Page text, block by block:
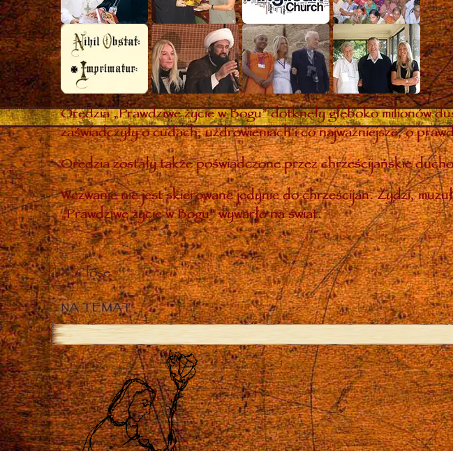
Orędzia „Prawdziwe życie w Bogu” dotknęły głęboko milionów
zaświadczyły o cudach, uzdrowieniach i co najważniejsze, o
Orędzia zostały także poświadczone przez chrześcijańskie
Wezwanie nie jest skierowane jedynie do chrześcijan. Żydzi,
„Prawdziwe życie w Bogu” wywarło na świat.
Close
NA TEMAT